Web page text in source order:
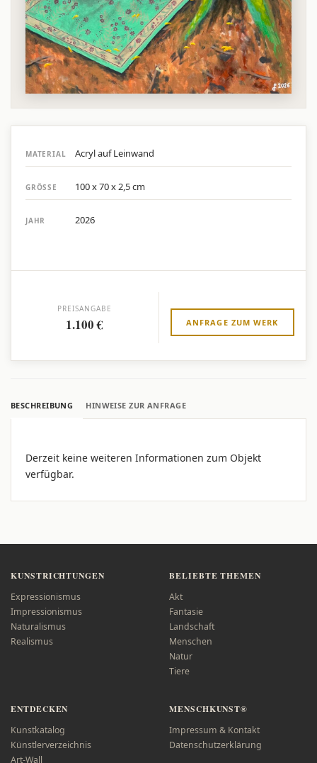
MATERIAL Acryl auf Leinwand
GRÖSSE 100 x 70 x 2,5 cm
JAHR 2026
PREISANGABE
1.100 € ANFRAGE ZUM WERK
BESCHREIBUNG HINWEISE ZUR ANFRAGE
Derzeit keine weiteren Informationen zum Objekt
verfügbar.
KUNSTRICHTUNGEN
Expressionismus
Impressionismus
Naturalismus
Realismus
BELIEBTE THEMEN
Akt
Fantasie
Landschaft
Menschen
Natur
Tiere
ENTDECKEN
Kunstkatalog
Künstlerverzeichnis
Art-Wall
MENSCHKUNST®
Impressum & Kontakt
Datenschutzerklärung